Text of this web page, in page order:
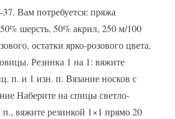
Вам потребуется: пряжа
шерсть, 50% акрил, 250 м/100
остатки ярко-розового цвета,
Резинка 1 на 1: вяжите
п. и 1 изн. п. Вязание носков с
Наберите на спицы светло-
вяжите резинкой 1×1 прямо 20